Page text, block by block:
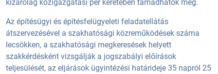
kizárólag közigazgatási per keretében támadhatók meg.
Az építésügyi és építésfelügyeleti feladatellátás
átszervezésével a szakhatósági közreműködések száma
lecsökken, a szakhatósági megkeresések helyett
szakkérdésként vizsgálják a jogszabályi előírások
teljesülését, az eljárások ügyintézési határideje 35 napról 25